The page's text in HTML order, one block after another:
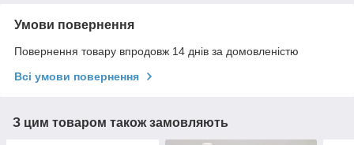
Умови повернення
Повернення товару впродовж 14 днів за домовленістю
Всі умови повернення
З цим товаром також замовляють